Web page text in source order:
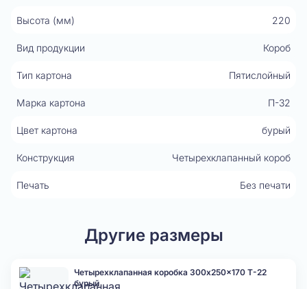
Высота (мм) 220
Вид продукции Короб
Тип картона Пятислойный
Марка картона П-32
Цвет картона бурый
Конструкция Четырехклапанный короб
Печать Без печати
Другие размеры
Четырехклапанная коробка 300x250x170 Т-22
бурый